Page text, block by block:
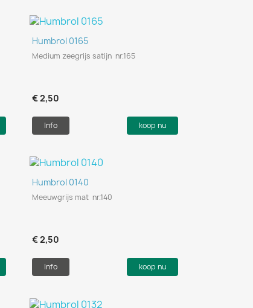
Snel bekijken
Humbrol 0165
Medium zeegrijs satijn nr.165
€ 2,50
Info koop nu
Snel bekijken
Humbrol 0140
Meeuwgrijs mat nr.140
€ 2,50
Info koop nu